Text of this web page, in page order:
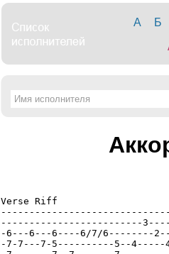
А Б
Verse Riff
-------------------------
-6---6---6----6/7/6--------
-7-7---7-5----------5--